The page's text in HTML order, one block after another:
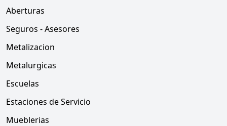
Aberturas
Seguros - Asesores
Metalizacion
Metalurgicas
Escuelas
Estaciones de Servicio
Mueblerias